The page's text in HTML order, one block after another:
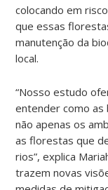
colocando em
que essas
manutenção da
local.
“Nosso estudo
entender como
não apenas os
as florestas que
rios”, explica
trazem novas